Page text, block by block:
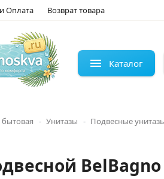
Оплата Возврат товара
Каталог
Унитазы Подвесные
BelBagno